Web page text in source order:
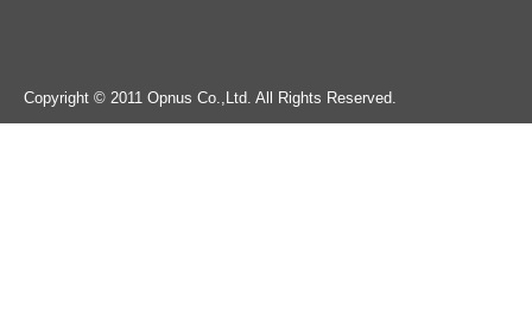
Copyright © 2011 Opnus Co.,Ltd. All Rights Reserved.